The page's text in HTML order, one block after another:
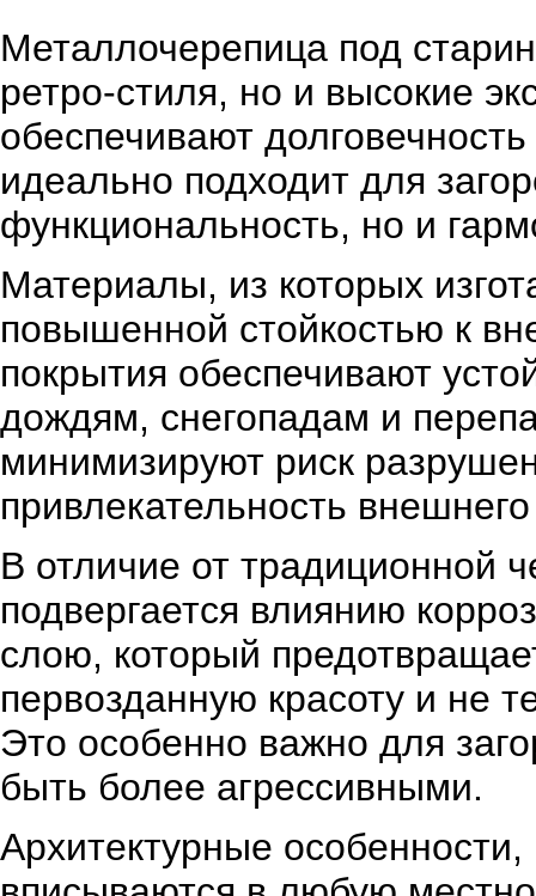
Металлочерепица под
ретро-стиля, но и высокие
обеспечивают
идеально подходит для
функциональность, но и
Материалы, из которых
повышенной стойкостью к
покрытия обеспечивают
дождям, снегопадам и
минимизируют риск
привлекательность
В отличие от традиционной
подвергается влиянию
слою, который
первозданную красоту и не
Это особенно важно для
быть более агрессивными.
Архитектурные